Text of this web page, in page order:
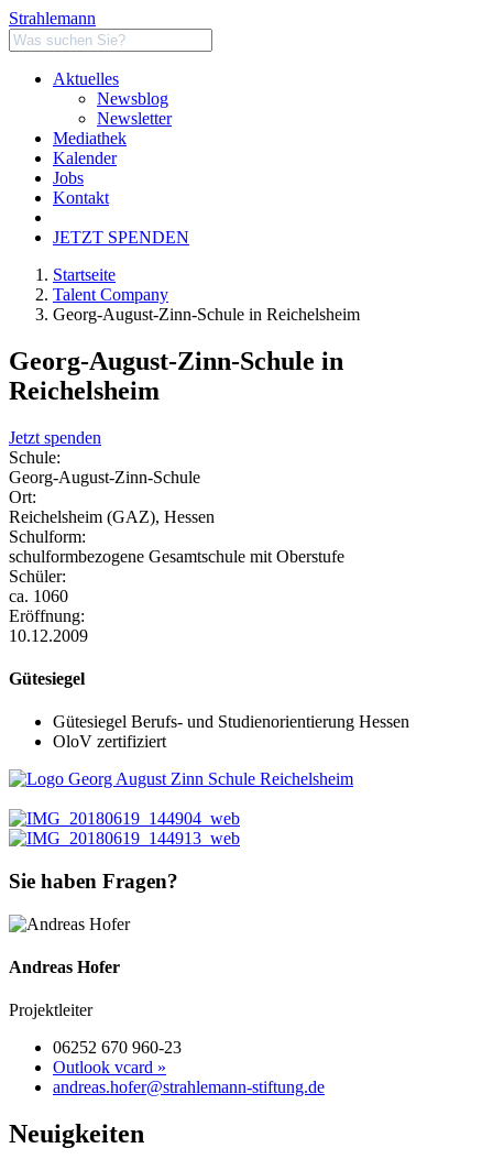
Strahlemann
Aktuelles
Newsblog
Newsletter
Mediathek
Kalender
Jobs
Kontakt
JETZT SPENDEN
Startseite
Talent Company
Georg-August-Zinn-Schule in Reichelsheim
Georg-August-Zinn-Schule in
Reichelsheim
Jetzt spenden
Schule:
Georg-August-Zinn-Schule
Ort:
Reichelsheim (GAZ), Hessen
Schulform:
schulformbezogene Gesamtschule mit Oberstufe
Schüler:
ca. 1060
Eröffnung:
10.12.2009
Gütesiegel
Gütesiegel Berufs- und Studienorientierung Hessen
OloV zertifiziert
Sie haben Fragen?
Andreas Hofer
Projektleiter
06252 670 960-23
Outlook vcard »
andreas.hofer@strahlemann-stiftung.de
Neuigkeiten